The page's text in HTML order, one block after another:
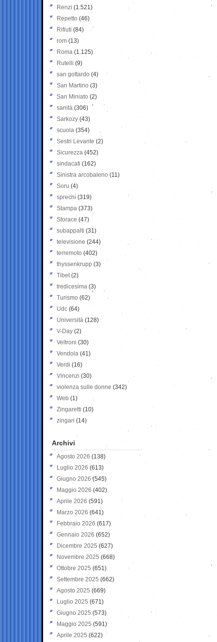
Renzi (1.521)
Repetto (46)
Rifiuti (84)
rom (13)
Roma (1.125)
Rutelli (9)
san gottardo (4)
San Martino (3)
San Miniato (2)
sanità (306)
Sarkozy (43)
scuola (354)
Sestri Levante (2)
Sicurezza (452)
sindacati (162)
Sinistra arcobaleno (11)
Soru (4)
sprechi (319)
Stampa (373)
Storace (47)
subappalti (31)
televisione(244)
terremoto (402)
thyssenkrupp (3)
Tibet(2)
tredicesima (3)
Turismo (62)
Udc (64)
Università (128)
V-Day (2)
Veltroni (30)
Vendola (41)
Verdi (16)
Vincenzi (30)
violenza sulle donne (342)
Web (1)
Zingaretti (10)
zingari (14)
Archivi
Agosto 2026 (138)
Luglio 2026 (613)
Giugno 2026 (545)
Maggio 2026 (402)
Aprile 2026 (591)
Marzo 2026 (641)
Febbraio 2026 (617)
Gennaio 2026 (652)
Dicembre 2025 (627)
Novembre 2025 (668)
Ottobre 2025 (651)
Settembre 2025 (662)
Agosto 2025 (669)
Luglio 2025 (671)
Giugno 2025 (573)
Maggio 2025 (591)
Aprile 2025 (622)